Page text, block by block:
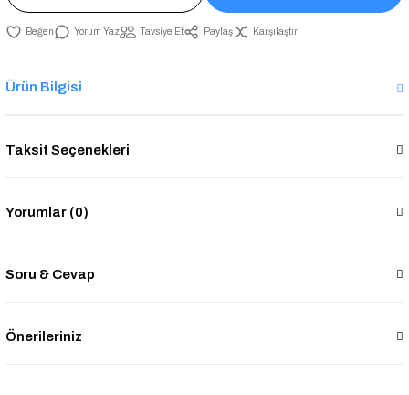
Yorum Yaz Tavsiye Et Paylaş Karşılaştır
Ürün Bilgisi
Taksit Seçenekleri
Yorumlar (0)
Soru & Cevap
Önerileriniz